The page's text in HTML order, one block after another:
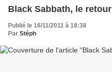
Black Sabbath, le retour
Publié le 16/11/2011 à 18:38
Par Stéph